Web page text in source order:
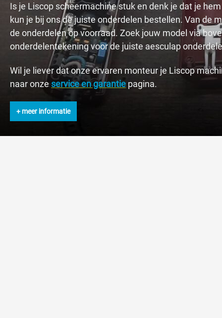
Is je Liscop scheermachine stuk en denk je dat je
kun je bij ons de juiste onderdelen bestellen. Van de
de onderdelen op voorraad. Zoek jouw model via
onderdelentekening voor de juiste aesculap
Wil je liever dat onze ervaren monteur je Liscop
naar onzeservice en garantie pagina.
+ meer informatie